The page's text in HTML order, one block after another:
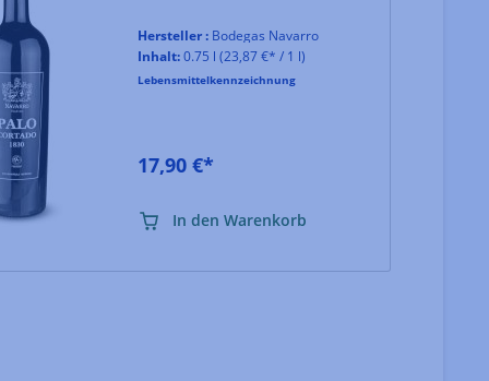
Amontillado mit dem vollen
Bukett eines Oloroso. Der Wein
durchläuft seine oxidative
Reifung in 150 Jahre alten
Trockenfrüchte, Haselnuss,
Eleganter, langer Abgang.
Hersteller : Bodegas Navarro
Inhalt:0.75 l(23,87 €* / 1 l)
Lebensmittelkennzeichnung
17,90 €*
In den Warenkorb